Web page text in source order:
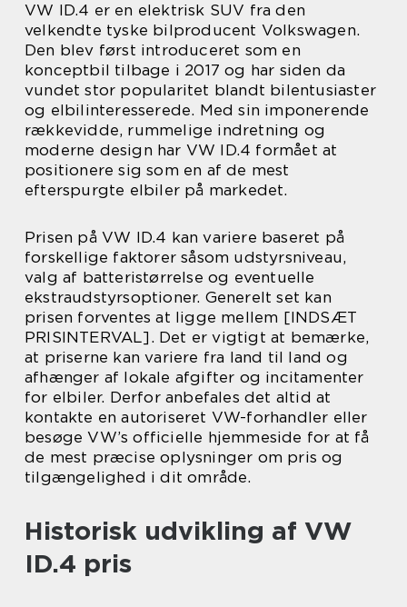
VW ID.4 er en elektrisk SUV fra den
velkendte tyske bilproducent Volkswagen.
Den blev først introduceret som en
konceptbil tilbage i 2017 og har siden da
vundet stor popularitet blandt bilentusiaster
og elbilinteresserede. Med sin imponerende
rækkevidde, rummelige indretning og
moderne design har VW ID.4 formået at
positionere sig som en af de mest
efterspurgte elbiler på markedet.
Prisen på VW ID.4 kan variere baseret på
forskellige faktorer såsom udstyrsniveau,
valg af batteristørrelse og eventuelle
ekstraudstyrsoptioner. Generelt set kan
prisen forventes at ligge mellem [INDSÆT
PRISINTERVAL]. Det er vigtigt at bemærke,
at priserne kan variere fra land til land og
afhænger af lokale afgifter og incitamenter
for elbiler. Derfor anbefales det altid at
kontakte en autoriseret VW-forhandler eller
besøge VW’s officielle hjemmeside for at få
de mest præcise oplysninger om pris og
tilgængelighed i dit område.
Historisk udvikling af VW
ID.4 pris